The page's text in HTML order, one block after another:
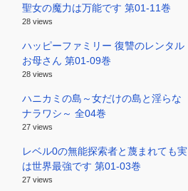
聖女の魔力は万能です 第01-11巻
28 views
ハッピーファミリー 復讐のレンタル
お母さん 第01-09巻
28 views
ハニカミの島～女だけの島と淫らな
ナラワシ～ 全04巻
27 views
レベル0の無能探索者と蔑まれても実
は世界最強です 第01-03巻
27 views